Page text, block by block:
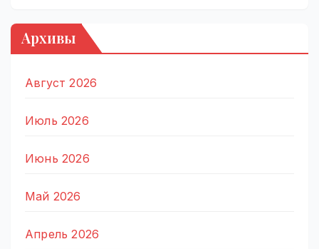
Архивы
Август 2026
Июль 2026
Июнь 2026
Май 2026
Апрель 2026